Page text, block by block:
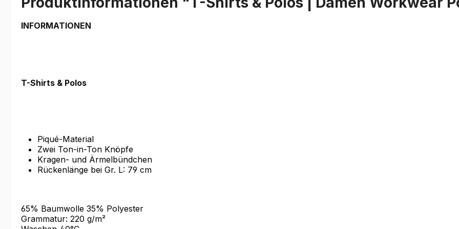
INFORMATIONEN
T-Shirts & Polos
Piqué-Material
Zwei Ton-in-Ton Knöpfe
Kragen- und Ärmelbündchen
Rückenlänge bei Gr. L: 79 cm
65% Baumwolle 35% Polyester
Grammatur: 220 g/m²